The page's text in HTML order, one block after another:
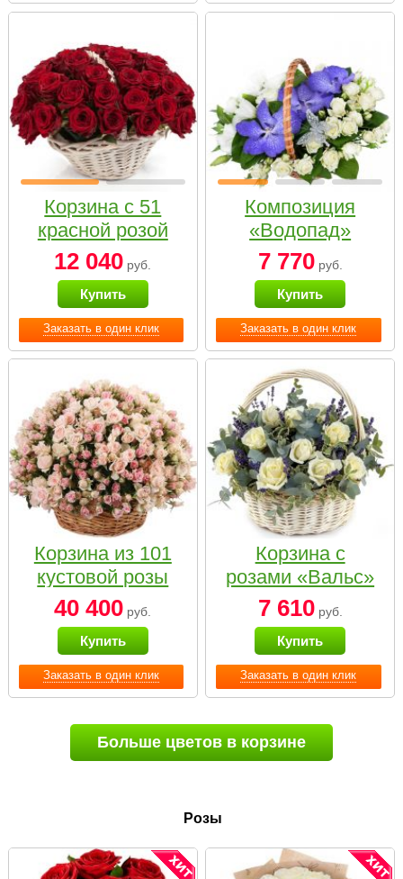
Заказать в один клик
Корзина с 51
красной розой
12 040 руб.
Купить
Заказать в один клик
Композиция
«Водопад»
7 770руб.
Купить
Заказать в один клик
Корзина из 101
кустовой розы
нежных тонов
40 400 руб.
Купить
Заказать в один клик
Корзина с
розами «Вальс»
7 610руб.
Купить
Больше цветов в корзине
Розы